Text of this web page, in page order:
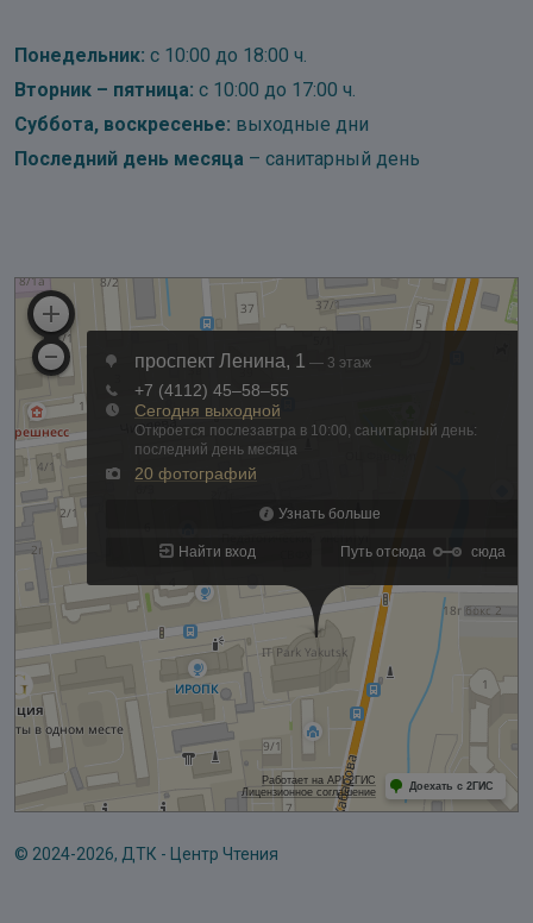
Понедельник: с 10:00 до 18:00 ч.
Вторник – пятница: с 10:00 до 17:00 ч.
Суббота, воскресенье: выходные дни
Последний день месяца – санитарный день
© 2024-2026, ДТК - Центр Чтения